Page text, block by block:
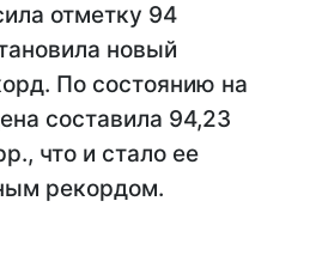
отметку 94
новый
По состоянию на
составила 94,23
что и стало ее
рекордом.